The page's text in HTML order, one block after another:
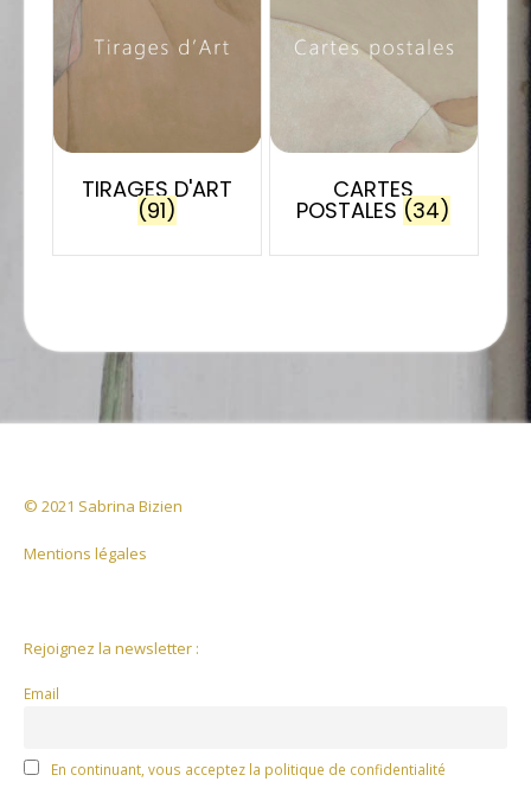
TIRAGES D'ART
(91)
CARTES
POSTALES (34)
© 2021 Sabrina Bizien
Mentions légales
Rejoignez la newsletter :
Email
En continuant, vous acceptez la politique de confidentialité